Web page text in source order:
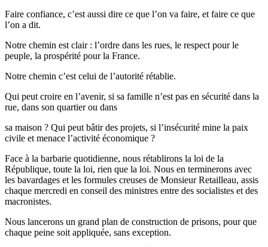
Faire confiance, c’est aussi dire ce que l’on va faire, et faire ce que
l’on a dit.
Notre chemin est clair : l’ordre dans les rues, le respect pour le
peuple, la prospérité pour la France.
Notre chemin c’est celui de l’autorité rétablie.
Qui peut croire en l’avenir, si sa famille n’est pas en sécurité dans la
rue, dans son quartier ou dans
sa maison ? Qui peut bâtir des projets, si l’insécurité mine la paix
civile et menace l’activité économique ?
Face à la barbarie quotidienne, nous rétablirons la loi de la
République, toute la loi, rien que la loi. Nous en terminerons avec
les bavardages et les formules creuses de Monsieur Retailleau, assis
chaque mercredi en conseil des ministres entre des socialistes et des
macronistes.
Nous lancerons un grand plan de construction de prisons, pour que
chaque peine soit appliquée, sans exception.